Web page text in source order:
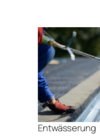
Entwässerung